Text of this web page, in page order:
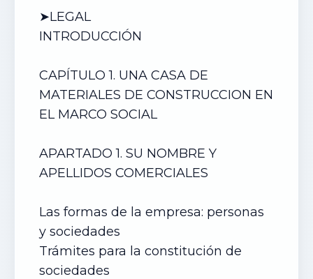
➤LEGAL
INTRODUCCIÓN
CAPÍTULO 1. UNA CASA DE
MATERIALES DE CONSTRUCCION EN
EL MARCO SOCIAL
APARTADO 1. SU NOMBRE Y
APELLIDOS COMERCIALES
Las formas de la empresa: personas
y sociedades
Trámites para la constitución de
sociedades